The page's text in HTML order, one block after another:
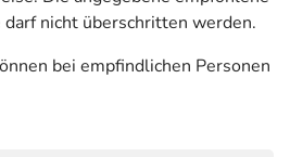
nicht überschritten werden.
bei empfindlichen Personen